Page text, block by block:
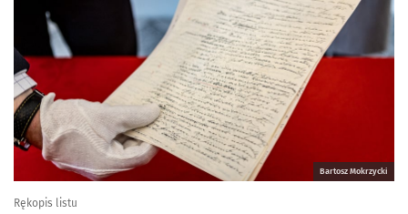
Bartosz Mokrzycki
Rękopis listu